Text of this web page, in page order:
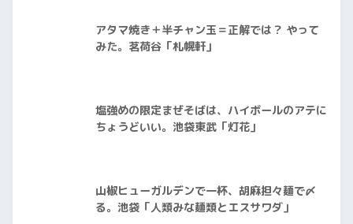
アタマ焼き＋半チャン玉＝正解では？ やって
みた。茗荷谷「札幌軒」
塩強めの限定まぜそばは、ハイボールのアテに
ちょうどいい。池袋東武「灯花」
山椒ヒューガルデンで一杯、胡麻担々麺で〆
る。池袋「人類みな麺類とエスサワダ」